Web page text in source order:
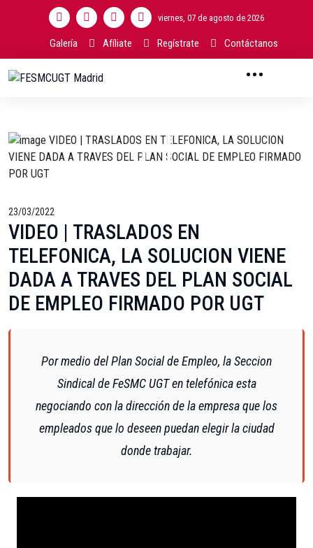
viernes, 07 de agosto de 2026
Galería Afíliate Regístrate Contáctanos
23/03/2022
VIDEO | TRASLADOS EN
TELEFONICA, LA SOLUCION VIENE
DADA A TRAVES DEL PLAN SOCIAL
DE EMPLEO FIRMADO POR UGT
Por medio del Plan Social de Empleo, la Seccion
Sindical de FeSMC UGT en telefónica esta
negociando con la dirección de la empresa que los
empleados que lo deseen puedan elegir la ciudad
donde trabajar.